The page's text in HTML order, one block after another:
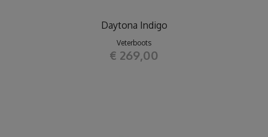
Daytona Indigo
Veterboots
€ 269,00